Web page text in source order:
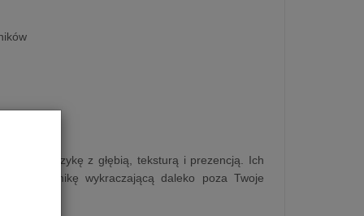
muzykę z głębią, teksturą i prezencją.
Ich
dynamikę wykraczającą daleko poza Twoje